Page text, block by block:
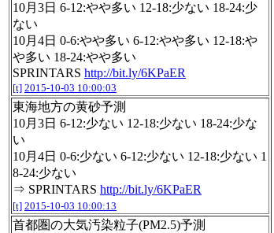
10月3日 6-12:やや多い 12-18:少ない 18-24:少
ない
10月4日 0-6:やや多い 6-12:やや多い 12-18:や
や多い 18-24:やや多い
SPRINTARS http://bit.ly/6KPaER
[t] 2015-10-03 10:00:03
東海地方の黄砂予測
10月3日 6-12:少ない 12-18:少ない 18-24:少な
い
10月4日 0-6:少ない 6-12:少ない 12-18:少ない 1
8-24:少ない
⇒ SPRINTARS http://bit.ly/6KPaER
[t] 2015-10-03 10:00:13
首都圏の大気汚染粒子(PM2.5)予測